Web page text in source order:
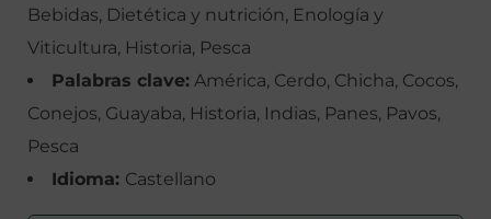
Bebidas, Dietética y nutrición, Enología y
Viticultura, Historia, Pesca
Palabras clave: América, Cerdo, Chicha, Cocos,
Conejos, Guayaba, Historia, Indias, Panes, Pavos,
Pesca
Idioma: Castellano